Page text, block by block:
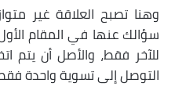
وهنا تصبح العلاقة غير
سؤالك عنها في المقام
للآخر فقط، والأصل أن يتم
التوصل إلى تسوية واحدة